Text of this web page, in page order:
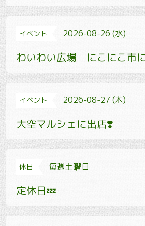
イベント 2026-08-26 (水)
わいわい広場 にこにこ市
イベント 2026-08-27 (木)
大空マルシェに出店❣️
休日 毎週土曜日
定休日💤